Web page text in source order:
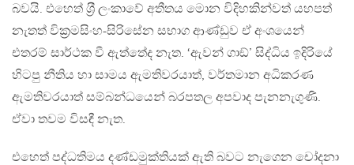
බවයි. එහෙත් ශ‍්‍රී ලංකාවේ අතීතය මොන විදිහකින්වත් යහපත්
නැතත් වික‍්‍රමසිංහ-සිරිසේන සභාග ආණ්ඩුව ඒ අංශයෙන්
එතරම් සාර්ථක වී ඇත්තේද නැත. ‘ඇවන් ගාඞ්’ සිද්ධිය ඉදිරියේ
හිටපු නීතිය හා සාමය ඇමතිවරයාත්, වර්තමාන අධිකරණ
ඇමතිවරයාත් සම්බන්ධයෙන් බරපතල අපවාද පැනනැගුණි.
ඒවා තවම විසඳී නැත.
එහෙත් පද්ධතිමය දණ්ඩමුක්තියක් ඇති බවට නැගෙන චෝදනා